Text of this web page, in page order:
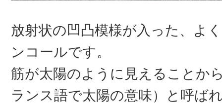
放射状の凹凸模様が入った、よ
ンコールです。
筋が太陽のように見えることか
ランス語で太陽の意味）と呼ば